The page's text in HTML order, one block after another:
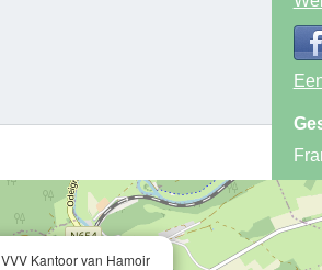
VVV Kantoor van Hamoir